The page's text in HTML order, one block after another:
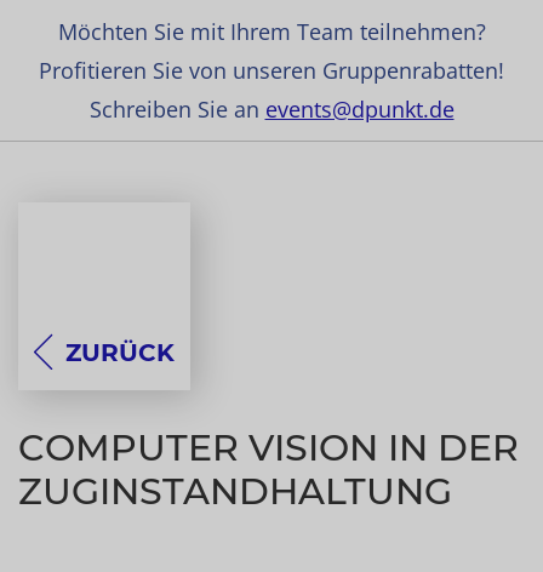
Möchten Sie mit Ihrem Team teilnehmen?
Profitieren Sie von unseren Gruppenrabatten!
Schreiben Sie an events@dpunkt.de
ZURÜCK
COMPUTER VISION IN DER
ZUGINSTANDHALTUNG